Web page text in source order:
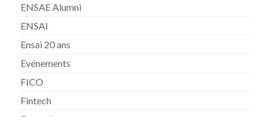
ENSAE Alumni
ENSAI
Ensai 20 ans
Evénements
FICO
Fintech